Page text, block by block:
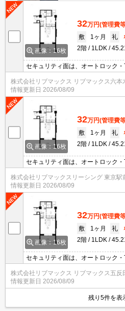
画像：16枚
32万円(管理費
敷
1ヶ月 礼
2階
1LDK
セキュリティ面は、オートロック
るので安心して生活できます。室
機・食器洗乾燥機など充実した設
ロゼット・シューズボックスなど
ることも可能です。こちらの物件
活用いただけます。
株式会社リブマックス リブマックス六本
情報更新日 2026/08/09
画像：16枚
32万円(管理費
敷
1ヶ月 礼
2階
1LDK
セキュリティ面は、オートロック
るので安心して生活できます。室
機・食器洗乾燥機など充実した設
ロゼット・シューズボックスなど
ることも可能です。こちらの物件
活用いただけます。
株式会社リブマックスリーシング 東京駅
情報更新日 2026/08/09
画像：16枚
32万円(管理費
敷
1ヶ月 礼
2階
1LDK
セキュリティ面は、オートロック
るので安心して生活できます。室
機・食器洗乾燥機など充実した設
ロゼット・シューズボックスなど
ることも可能です。こちらの物件
株式会社リブマックス リブマックス五反
情報更新日 2026/08/09
残り5件を表